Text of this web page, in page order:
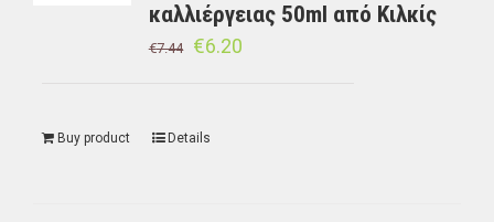
καλλιέργειας 50ml από Κιλκίς
€7.44 €6.20
Buy product Details